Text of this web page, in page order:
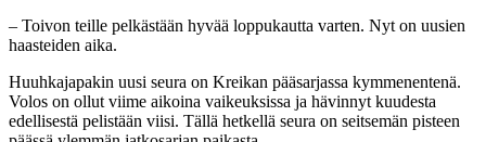
– Toivon teille pelkästään hyvää loppukautta varten. Nyt on uusien
haasteiden aika.
Huuhkajapakin uusi seura on Kreikan pääsarjassa kymmenentenä.
Volos on ollut viime aikoina vaikeuksissa ja hävinnyt kuudesta
edellisestä pelistään viisi. Tällä hetkellä seura on seitsemän pisteen